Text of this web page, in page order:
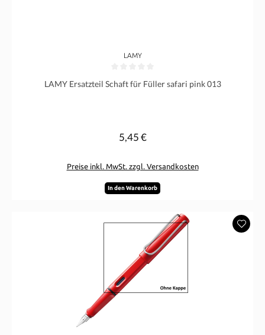
LAMY
LAMY Ersatzteil Schaft für Füller safari pink 013
Regulärer Preis:
5,45 €
Preise inkl. MwSt. zzgl. Versandkosten
In den Warenkorb